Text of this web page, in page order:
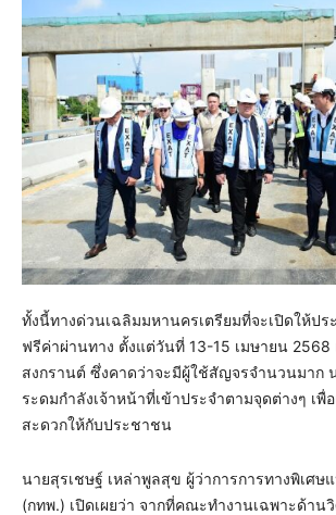
ทั้งนี้ทางด่วนเฉลิมมหานครเตรียมที่จะเปิดให้ป
ฟรีค่าผ่านทาง ตั้งแต่วันที่ 13-15 เมษายน 2568
สงกรานต์ ซึ่งคาดว่าจะมีผู้ใช้สัญจรจำนวนมาก
ระดมกำลังเจ้าหน้าที่เข้าประจำตามจุดต่างๆ เพื่
สะดวกให้กับประชาชน
นายสุรเชษฐ์ เหล่าพูลสุข ผู้ว่าการการทางพิเศษ
(กทพ.) เปิดเผยว่า จากที่คณะทำงานเฉพาะด้าน